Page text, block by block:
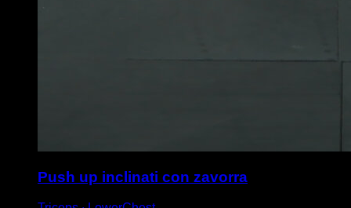
Push up inclinati con zavorra